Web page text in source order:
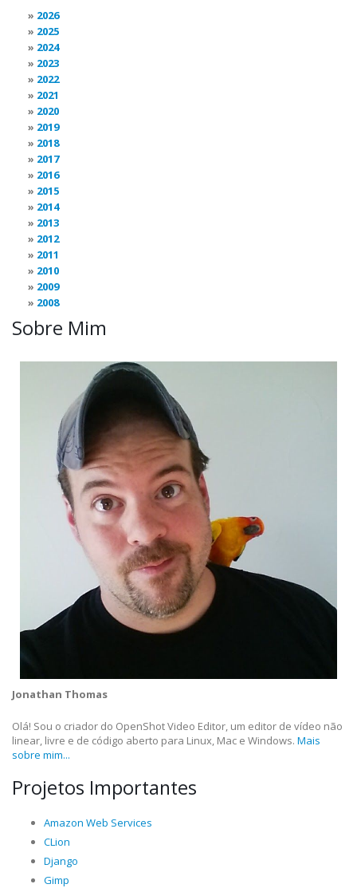
2026
2025
2024
2023
2022
2021
2020
2019
2018
2017
2016
2015
2014
2013
2012
2011
2010
2009
2008
Sobre Mim
Jonathan Thomas
Olá! Sou o criador do OpenShot Video Editor, um editor de vídeo não
linear, livre e de código aberto para Linux, Mac e Windows. Mais
sobre mim...
Projetos Importantes
Amazon Web Services
CLion
Django
Gimp